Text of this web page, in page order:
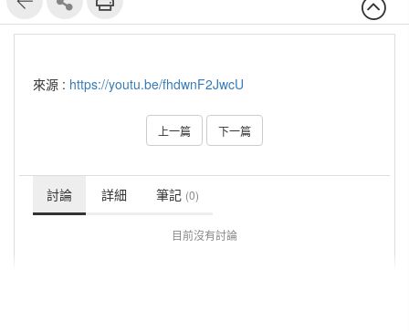
來源 : https://youtu.be/fhdwnF2JwcU
上一篇 下一篇
討論 詳細 筆記 (0)
目前沒有討論